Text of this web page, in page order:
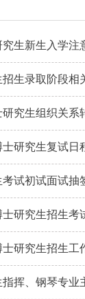
究生新生入学注
生录取阶段相
究生组织关系
士研究生复试日
试初试面试抽
士研究生招生考
士研究生招生工
挥、钢琴专业